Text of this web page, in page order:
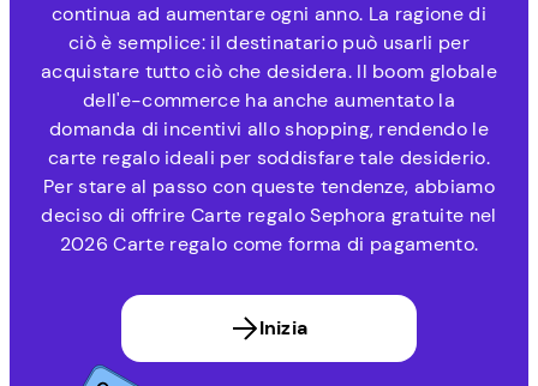
continua ad aumentare ogni anno. La ragione di
ciò è semplice: il destinatario può usarli per
acquistare tutto ciò che desidera. Il boom globale
dell'e-commerce ha anche aumentato la
domanda di incentivi allo shopping, rendendo le
carte regalo ideali per soddisfare tale desiderio.
Per stare al passo con queste tendenze, abbiamo
deciso di offrire Carte regalo Sephora gratuite nel
2026 Carte regalo come forma di pagamento.
Inizia